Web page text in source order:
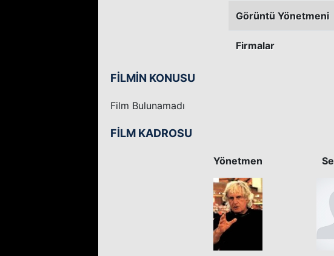
Görüntü Yönetmeni
Firmalar
FİLMİN KONUSU
Film Bulunamadı
FİLM KADROSU
Yönetmen